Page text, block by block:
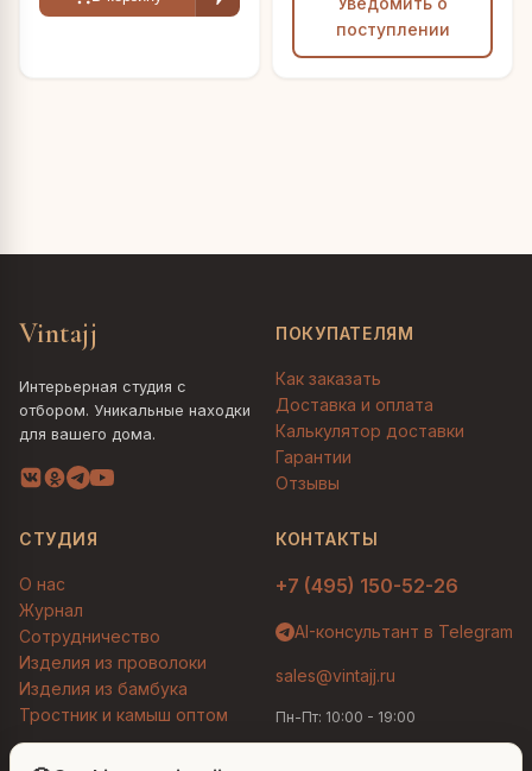
поступлении
Vintajj
Интерьерная студия с
отбором. Уникальные находки
для вашего дома.
ПОКУПАТЕЛЯМ
Как заказать
Доставка и оплата
Калькулятор доставки
Гарантии
Отзывы
СТУДИЯ
О нас
Журнал
Сотрудничество
Изделия из проволоки
Изделия из бамбука
Тростник и камыш оптом
КОНТАКТЫ
+7 (495) 150-52-26
AI-консультант в Telegram
sales@vintajj.ru
Пн-Пт: 10:00 - 19:00
Людмила